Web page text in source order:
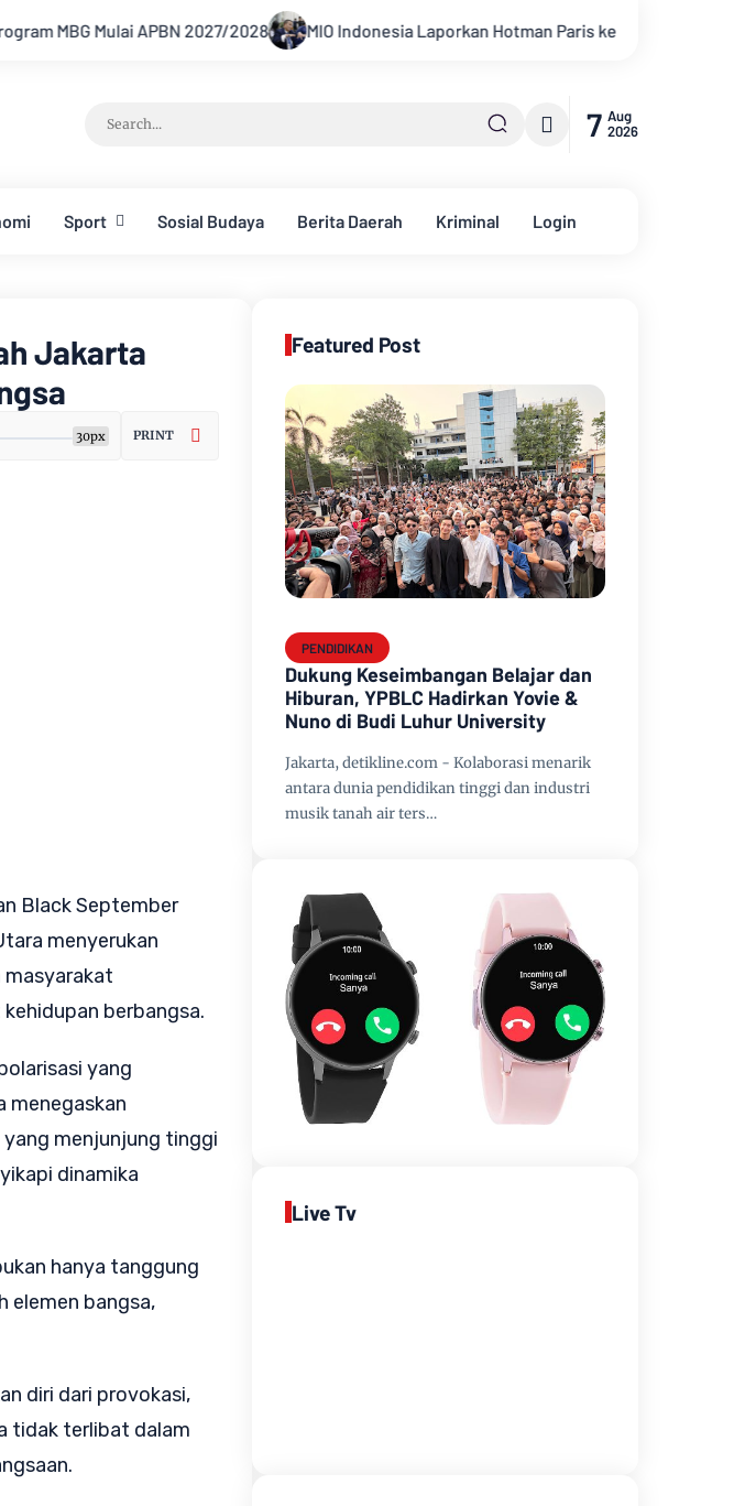
2028 MIO Indonesia Laporkan Hotman Paris ke Polda Metro Jaya Terkait Dugaan
7 Aug
2026
Sport Sosial Budaya Berita Daerah Kriminal Login
Jakarta
30px PRINT
Black September
menyerukan
berbangsa.
yang
menegaskan
menjunjung tinggi
dinamika
hanya tanggung
elemen bangsa,
diri dari provokasi,
tidak terlibat dalam
Featured Post
PENDIDIKAN
Dukung Keseimbangan Belajar dan
Hiburan, YPBLC Hadirkan Yovie &
Nuno di Budi Luhur University
Jakarta, detikline.com - Kolaborasi menarik
antara dunia pendidikan tinggi dan industri
musik tanah air ters…
Live Tv